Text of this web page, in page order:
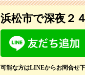
浜松市で深夜２
可能な方はLINEからお問合せ下